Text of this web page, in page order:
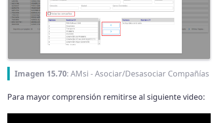
Imagen 15.70: AMsi - Asociar/Desasociar Compañías
Para mayor comprensión remitirse al siguiente video: